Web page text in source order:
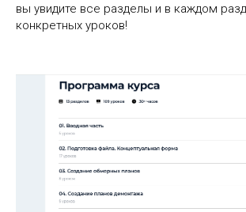
вы увидите все разделы и в каждом
конкретных уроков!